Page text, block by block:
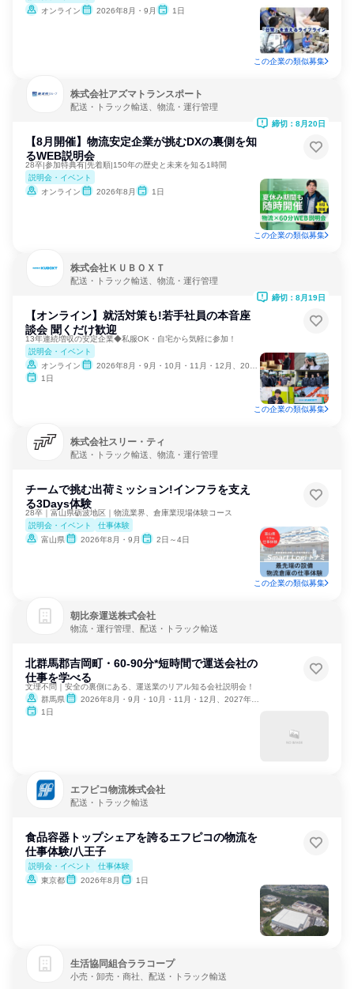
オンライン
2026年8月・9月 1日
この企業の類似募集
株式会社アズマトランスポート
配送・トラック輸送、物流・運行管理
【8月開催】物流安定企業が挑むDXの裏側を知
るWEB説明会
28卒|参加特典有|先着順|150年の歴史と未来を知る1時間
説明会・イベント
オンライン
2026年8月 1日
締切：8月20日
この企業の類似募集
株式会社ＫＵＢＯＸＴ
配送・トラック輸送、物流・運行管理
【オンライン】就活対策も!若手社員の本音座
談会 聞くだけ歓迎
13年連続増収の安定企業◆私服OK・自宅から気軽に参加！
説明会・イベント
オンライン
2026年8月・9月・10月・11月・12月、2027年1月・2月
1日
締切：8月19日
この企業の類似募集
株式会社スリー・ティ
配送・トラック輸送、物流・運行管理
チームで挑む出荷ミッション!インフラを支え
る3Days体験
28卒｜富山県砺波地区｜物流業界、倉庫業現場体験コース
説明会・イベント
仕事体験
富山県
2026年8月・9月 2日～4日
この企業の類似募集
朝比奈運送株式会社
物流・運行管理、配送・トラック輸送
北群馬郡吉岡町・60‐90分*短時間で運送会社の
仕事を学べる
文理不問｜安全の裏側にある、運送業のリアル知る会社説明会！
群馬県
2026年8月・9月・10月・11月・12月、2027年1月・2月・3月
1日
エフピコ物流株式会社
配送・トラック輸送
食品容器トップシェアを誇るエフピコの物流を
仕事体験/八王子
説明会・イベント
仕事体験
東京都
2026年8月 1日
生活協同組合ララコープ
小売・卸売・商社、配送・トラック輸送